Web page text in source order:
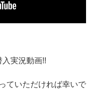
実況動画!!
ていただければ幸いで